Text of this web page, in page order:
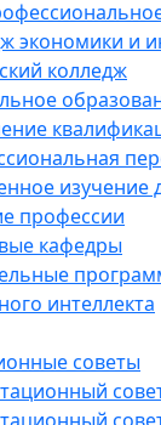
экономики и
колледж
изучение
профессии
кафедры
интеллекта
советы